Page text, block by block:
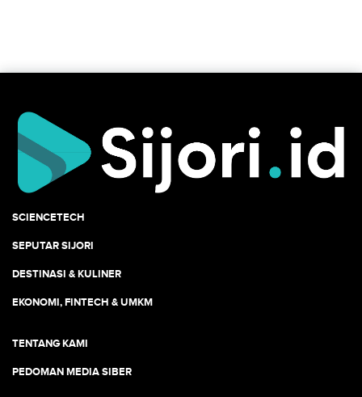
SCIENCETECH
SEPUTAR SIJORI
DESTINASI & KULINER
EKONOMI, FINTECH & UMKM
TENTANG KAMI
PEDOMAN MEDIA SIBER